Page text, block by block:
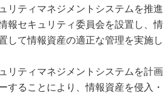
リティマネジメントシステムを推進
報セキュリティ委員会を設置し、情
して情報資産の適正な管理を実施し
リティマネジメントシステムを計画
することにより、情報資産を侵入・